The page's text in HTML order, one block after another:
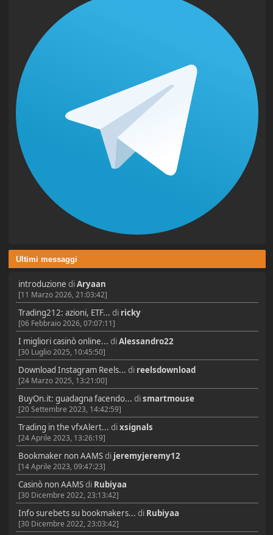
Ultimi messaggi
introduzione diAryaan
[11 Marzo 2026, 21:03:42]
Trading212: azioni, ETF... di ricky
[06 Febbraio 2026, 07:07:11]
I migliori casinò online... diAlessandro22
[30 Luglio 2025, 10:45:50]
Download Instagram Reels... di reelsdownload
[24 Marzo 2025, 13:21:00]
BuyOn.it: guadagna facendo... dismartmouse
[20 Settembre 2023, 14:42:59]
Trading in the vfxAlert... dixsignals
[24 Aprile 2023, 13:26:19]
Bookmaker non AAMSdi jeremyjeremy12
[14 Aprile 2023, 09:47:23]
Casinò non AAMSdi Rubiyaa
[30 Dicembre 2022, 23:13:42]
Info surebets su bookmakers... di Rubiyaa
[30 Dicembre 2022, 23:03:42]